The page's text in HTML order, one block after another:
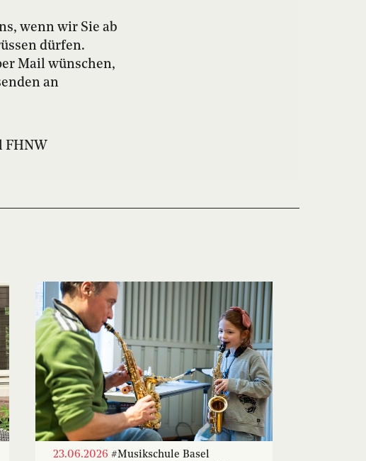
wenn wir Sie ab
dürfen.
Mail wünschen,
an
FHNW
23.06.2026 #Musikschule Basel